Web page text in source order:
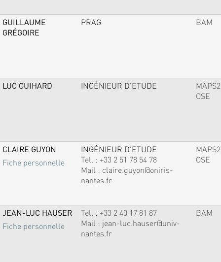
GUILLAUME
GRÉGOIRE
PRAG BAM
LUC GUIHARD INGÉNIEUR D'ETUDE
MAPS2
OSE
CLAIRE GUYON
Fiche personnelle
INGÉNIEUR D'ETUDE
Tel. : +33 2 51 78 54 78
Mail : claire.guyon@oniris-
nantes.fr
MAPS2
OSE
JEAN-LUC HAUSER
Fiche personnelle
Tel. : +33 2 40 17 81 87
Mail : jean-luc.hauser@univ-
nantes.fr
BAM